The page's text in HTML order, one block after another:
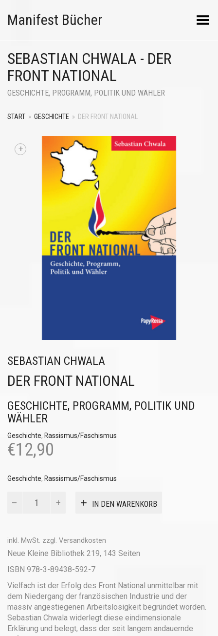
Manifest Bücher Menü umschalten
SEBASTIAN CHWALA - DER
FRONT NATIONAL
GESCHICHTE, PROGRAMM, POLITIK UND WÄHLER
START » GESCHICHTE » DER FRONT NATIONAL
+
SEBASTIAN CHWALA
DER FRONT NATIONAL
GESCHICHTE, PROGRAMM, POLITIK UND
WÄHLER
Geschichte, Rassismus/Faschismus
€12,90
Geschichte, Rassismus/Faschismus
IN DEN WARENKORB
inkl. MwSt. zzgl. Versandkosten
Neue Kleine Bibliothek 219, 143 Seiten
ISBN 978-3-89438-592-7
Vielfach ist der Erfolg des Front National unmittelbar mit
dem Niedergang der französischen Industrie und der
massiv angestiegenen Arbeitslosigkeit begründet worden.
Sebastian Chwala widerlegt diese eindimensionale
Erklärung und belegt, dass der seit langem andauernde